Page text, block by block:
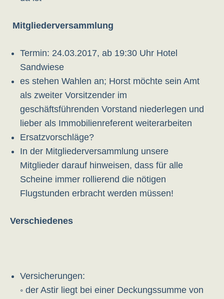
Mitgliederversammlung
Termin: 24.03.2017, ab 19:30 Uhr Hotel
Sandwiese
es stehen Wahlen an; Horst möchte sein Amt
als zweiter Vorsitzender im
geschäftsführenden Vorstand niederlegen und
lieber als Immobilienreferent weiterarbeiten
Ersatzvorschläge?
In der Mitgliederversammlung unsere
Mitglieder darauf hinweisen, dass für alle
Scheine immer rollierend die nötigen
Flugstunden erbracht werden müssen!
Verschiedenes
Versicherungen:
◦ der Astir liegt bei einer Deckungssumme von